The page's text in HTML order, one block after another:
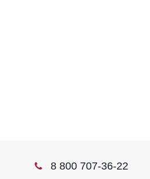
8 800 707-36-22